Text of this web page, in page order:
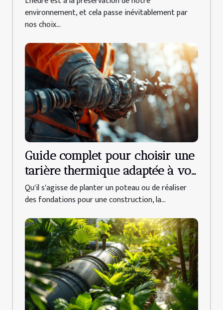
environnement, et cela passe inévitablement par
nos choix...
Guide complet pour choisir une
tarière thermique adaptée à vos
besoins
Qu'il s'agisse de planter un poteau ou de réaliser
des fondations pour une construction, la...